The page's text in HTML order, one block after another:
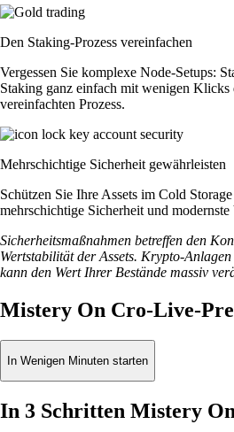
Den Staking-Prozess vereinfachen
Vergessen Sie komplexe Node-Setups:
Staking ganz einfach mit wenigen Klicks
vereinfachten Prozess.
Mehrschichtige Sicherheit gewährleisten
Schützen Sie Ihre Assets im Cold
mehrschichtige Sicherheit und modernste
Sicherheitsmaßnahmen betreffen den
Wertstabilität der Assets. Krypto-
kann den Wert Ihrer Bestände massiv
Mistery On Cro-Live-
In Wenigen Minuten starten
In 3 Schritten Mistery